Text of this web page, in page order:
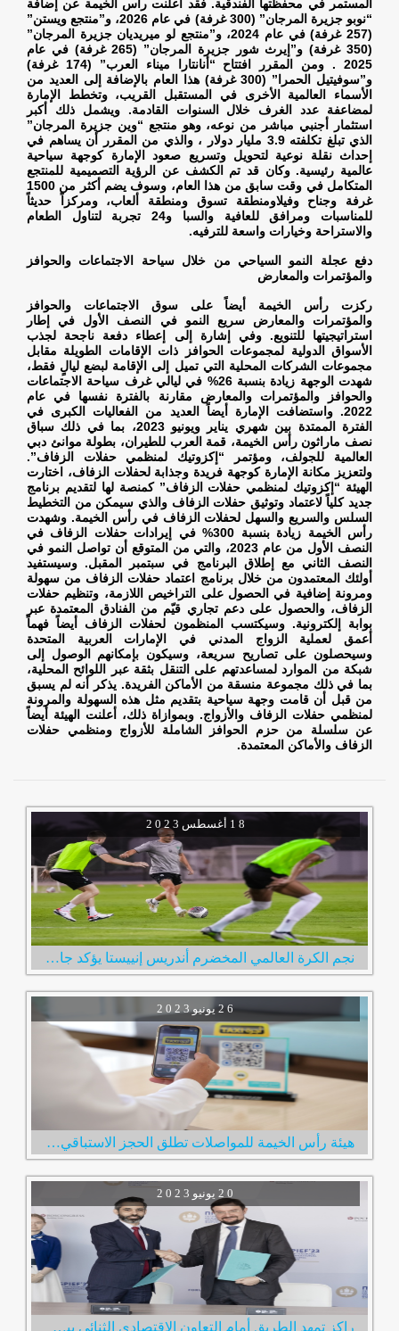
المستمر في محفظتها الفندقية. فقد أعلنت رأس الخيمة عن إضافة
“نوبو جزيرة المرجان” (300 غرفة) في عام 2026، و”منتجع ويستن”
(257 غرفة) في عام 2024، و”منتجع لو ميريديان جزيرة المرجان”
(350 غرفة) و”إيرث شور جزيرة المرجان” (265 غرفة) في عام
2025 . ومن المقرر افتتاح “أنانتارا ميناء العرب” (174 غرفة)
و”سوفيتيل الحمرا” (300 غرفة) هذا العام بالإضافة إلى العديد من
الأسماء العالمية الأخرى في المستقبل القريب، وتخطط الإمارة
لمضاعفة عدد الغرف خلال السنوات القادمة. ويشمل ذلك أكبر
استثمار أجنبي مباشر من نوعه، وهو منتجع “وين جزيرة المرجان”
الذي تبلغ تكلفته 3.9 مليار دولار ، والذي من المقرر أن يساهم في
إحداث نقلة نوعية لتحويل وتسريع صعود الإمارة كوجهة سياحية
عالمية رئيسية. وكان قد تم الكشف عن الرؤية التصميمية للمنتجع
المتكامل في وقت سابق من هذا العام، وسوف يضم أكثر من 1500
غرفة وجناح وفيلاومنطقة تسوق ومنطقة ألعاب، ومركزاً حديثاً
للمناسبات ومرافق للعافية والسبا و24 تجربة لتناول الطعام
والاستراحة وخيارات واسعة للترفيه.
دفع عجلة النمو السياحي من خلال سياحة الاجتماعات والحوافز
والمؤتمرات والمعارض
ركزت رأس الخيمة أيضاً على سوق الاجتماعات والحوافز
والمؤتمرات والمعارض سريع النمو في النصف الأول في إطار
استراتيجيتها للتنويع. وفي إشارة إلى إعطاء دفعة ناجحة لجذب
الأسواق الدولية لمجموعات الحوافز ذات الإقامات الطويلة مقابل
مجموعات الشركات المحلية التي تميل إلى الإقامة لبضع ليالٍ فقط،
شهدت الوجهة زيادة بنسبة 26% في ليالي غرف سياحة الاجتماعات
والحوافز والمؤتمرات والمعارض مقارنة بالفترة نفسها في عام
2022. واستضافت الإمارة أيضاً العديد من الفعاليات الكبرى في
الفترة الممتدة بين شهري يناير ويونيو 2023، بما في ذلك سباق
نصف ماراثون رأس الخيمة، قمة العرب للطيران، بطولة موانئ دبي
العالمية للجولف، ومؤتمر “إكزوتيك لمنظمي حفلات الزفاف”.
ولتعزيز مكانة الإمارة كوجهة فريدة وجذابة لحفلات الزفاف، اختارت
الهيئة “إكزوتيك لمنظمي حفلات الزفاف” كمنصة لها لتقديم برنامج
جديد كلياً لاعتماد وتوثيق حفلات الزفاف والذي سيمكن من التخطيط
السلس والسريع والسهل لحفلات الزفاف في رأس الخيمة. وشهدت
رأس الخيمة زيادة بنسبة 300% في إيرادات حفلات الزفاف في
النصف الأول من عام 2023، والتي من المتوقع أن تواصل النمو في
النصف الثاني مع إطلاق البرنامج في سبتمبر المقبل. وسيستفيد
أولئك المعتمدون من خلال برنامج اعتماد حفلات الزفاف من سهولة
ومرونة إضافية في الحصول على التراخيص اللازمة، وتنظيم حفلات
الزفاف، والحصول على دعم تجاري قيّم من الفنادق المعتمدة عبر
بوابة إلكترونية. وسيكتسب المنظمون لحفلات الزفاف أيضاً فهماً
أعمق لعملية الزواج المدني في الإمارات العربية المتحدة
وسيحصلون على تصاريح سريعة، وسيكون بإمكانهم الوصول إلى
شبكة من الموارد لمساعدتهم على التنقل بثقة عبر اللوائح المحلية،
بما في ذلك مجموعة منسقة من الأماكن الفريدة. يذكر أنه لم يسبق
من قبل أن قامت وجهة سياحية بتقديم مثل هذه السهولة والمرونة
لمنظمي حفلات الزفاف والأزواج. وبموازاة ذلك، أعلنت الهيئة أيضاً
عن سلسلة من حزم الحوافز الشاملة للأزواج ومنظمي حفلات
الزفاف والأماكن المعتمدة.
2 0 2 3 1 8
نجم الكرة العالمي المخضرم أندريس إنييستا يؤكد جاهزيته لخوض أولى مبارياته مع نادي الإمارات
2 0 2 3 يونيو2 6
هيئة رأس الخيمة للمواصلات تطلق الحجز الاستباقي لخدمة مركبات الأجرة عبر رمز الاستجابة السريع
2 0 2 3 2 0
راكز تمهد الطريق أمام التعاون الاقتصادي الثنائي بين الإمارات وروسيا خلال زيارة فريقها لمدينة سانت بطرسبرغ